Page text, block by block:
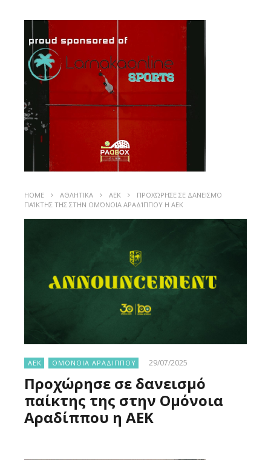
HOME ΑΘΛΗΤΙΚΑ ΑΕΚ
ΠΡΟΧΏΡΗΣΕ ΣΕ ΔΑΝΕΙΣΜΌ
ΠΑΊΚΤΗΣ ΤΗΣ ΣΤΗΝ ΟΜΌΝΟΙΑ ΑΡΑΔΊΠΠΟΥ Η ΑΕΚ
ΑΕΚ ΟΜΟΝΟΙΑ ΑΡΑΔΙΠΠΟΥ 29/07/2025
Προχώρησε σε δανεισμό
παίκτης της στην Ομόνοια
Αραδίππου η ΑΕΚ